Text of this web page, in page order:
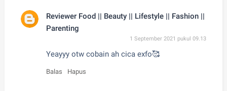
Reviewer Food || Beauty || Lifestyle || Fashion ||
Parenting
1 September 2021 pukul 09.13
Yeayyy otw cobain ah cica exfo🥰
Balas Hapus